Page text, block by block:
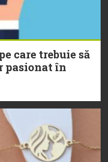
care trebuie să
pasionat în